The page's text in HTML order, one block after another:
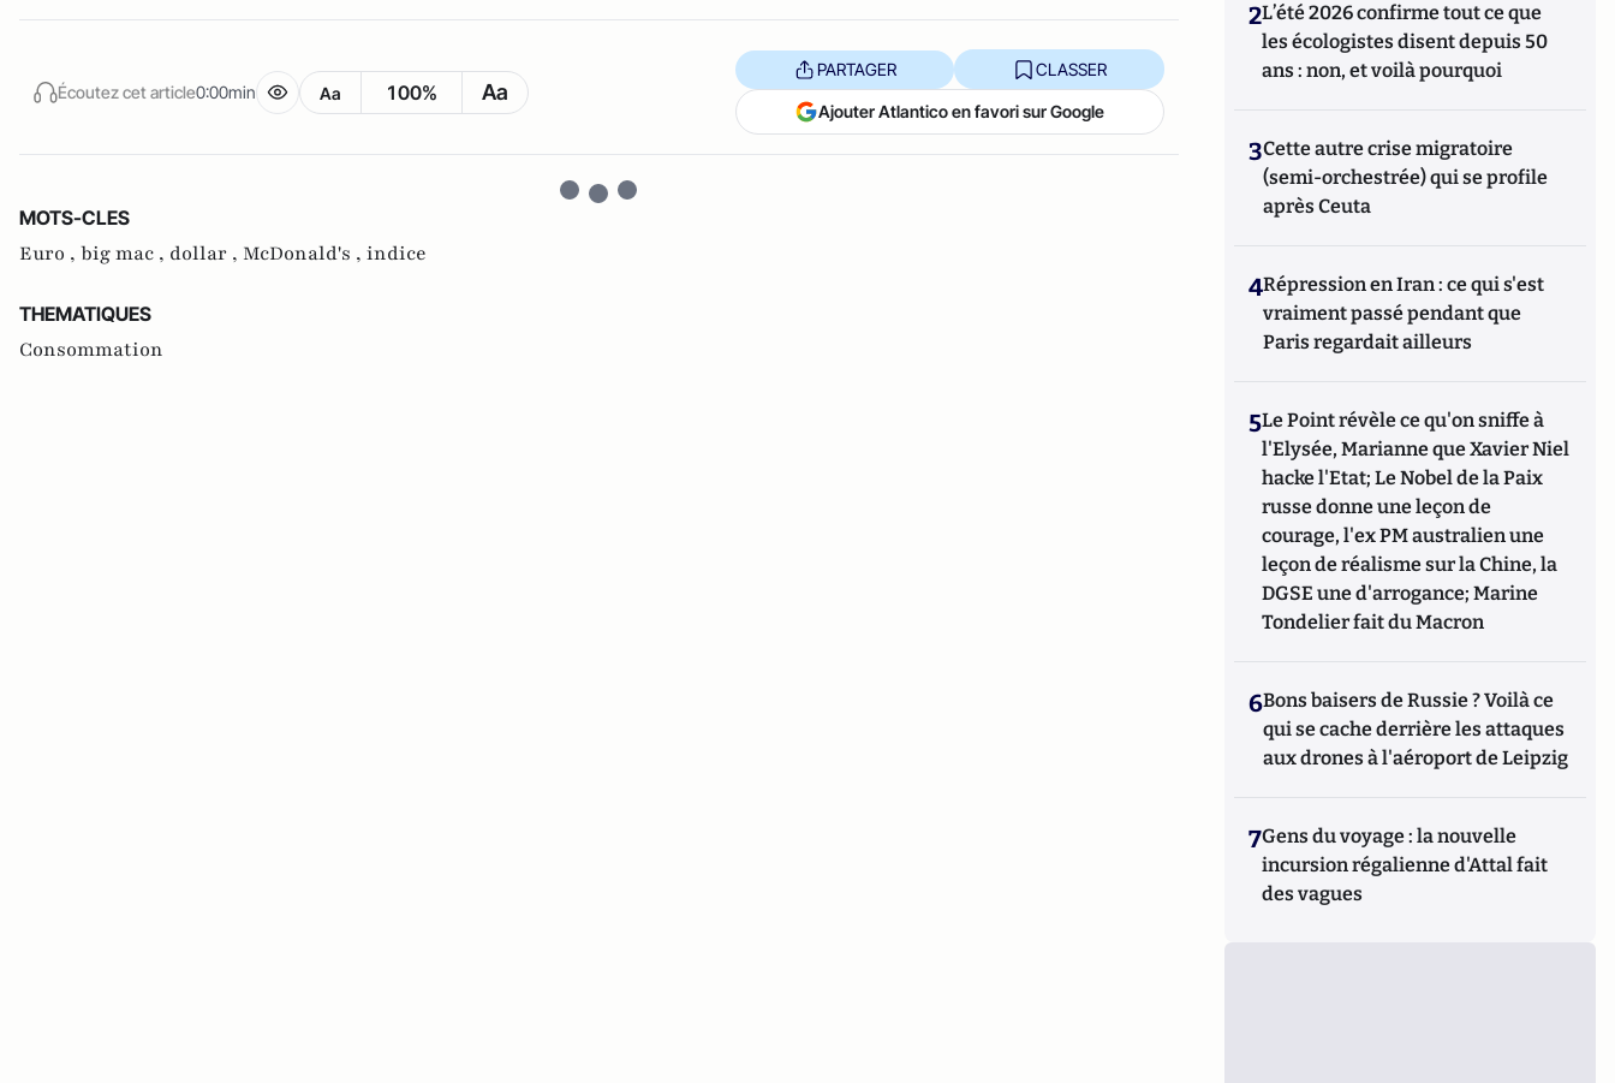
Écoutez cet article0:00min Aa 100% Aa
PARTAGER CLASSER
Ajouter Atlantico en favori sur Google
MOTS-CLES
Euro , big mac , dollar , McDonald's , indice
THEMATIQUES
Consommation
2L’été 2026 confirme tout ce que
les écologistes disent depuis 50
ans : non, et voilà pourquoi
3Cette autre crise migratoire
(semi-orchestrée) qui se profile
après Ceuta
4Répression en Iran : ce qui s'est
vraiment passé pendant que
Paris regardait ailleurs
5Le Point révèle ce qu'on sniffe à
l'Elysée, Marianne que Xavier Niel
hacke l'Etat; Le Nobel de la Paix
russe donne une leçon de
courage, l'ex PM australien une
leçon de réalisme sur la Chine, la
DGSE une d'arrogance; Marine
Tondelier fait du Macron
6Bons baisers de Russie ? Voilà ce
qui se cache derrière les attaques
aux drones à l'aéroport de Leipzig
7Gens du voyage : la nouvelle
incursion régalienne d'Attal fait
des vagues